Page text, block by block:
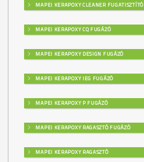
MAPEI KERAPOXY CLEANER FUGATISZTÍTÓ
MAPEI KERAPOXY CQ FUGÁZÓ
MAPEI KERAPOXY DESIGN FUGÁZÓ
MAPEI KERAPOXY IEG FUGÁZÓ
MAPEI KERAPOXY P FUGÁZÓ
MAPEI KERAPOXY RAGASZTÓ FUGÁZÓ
MAPEI KERAPOXY RAGASZTÓ